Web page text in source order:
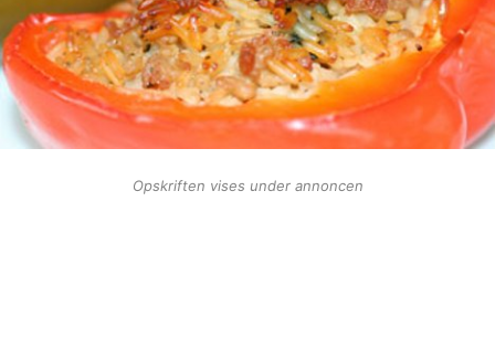
Opskriften vises under annoncen